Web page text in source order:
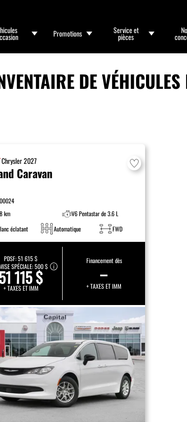
Promotions Service et
pièces
DE VÉHICULES
Chrysler2027
Caravan
km
V6 Pentastar de 3.6 L
éclatant
Automatique FWD
PDSF:51 615 $
SPÉCIALE:500 $
115 $
+ TAXES ET IMM
Financement dès
–
+ TAXES ET IMM